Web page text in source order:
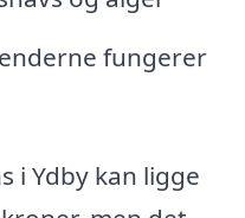
fungerer
i Ydby kan ligge